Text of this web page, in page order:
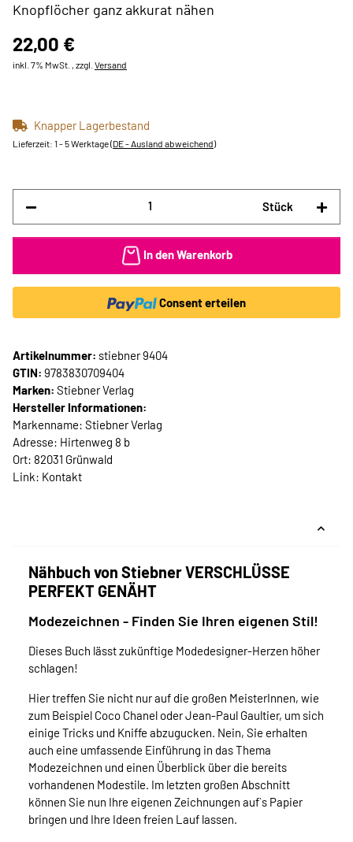
Knopflöcher ganz akkurat nähen
22,00 €
inkl. 7% MwSt. , zzgl. Versand
Knapper Lagerbestand
Lieferzeit: 1 - 5 Werktage(DE - Ausland abweichend)
Stück
In den Warenkorb
Consent erteilen
Artikelnummer: stiebner 9404
GTIN: 9783830709404
Marken: Stiebner Verlag
Hersteller Informationen:
Markenname: Stiebner Verlag
Adresse: Hirtenweg 8 b
Ort: 82031 Grünwald
Link: Kontakt
Nähbuch von Stiebner VERSCHLÜSSE
PERFEKT GENÄHT
Modezeichnen - Finden Sie Ihren eigenen Stil!
Dieses Buch lässt zukünftige Modedesigner-Herzen höher
schlagen!
Hier treffen Sie nicht nur auf die großen MeisterInnen, wie
zum Beispiel Coco Chanel oder Jean-Paul Gaultier, um sich
einige Tricks und Kniffe abzugucken. Nein, Sie erhalten
auch eine umfassende Einführung in das Thema
Modezeichnen und einen Überblick über die bereits
vorhandenen Modestile. Im letzten großen Abschnitt
können Sie nun Ihre eigenen Zeichnungen auf`s Papier
bringen und Ihre Ideen freien Lauf lassen.